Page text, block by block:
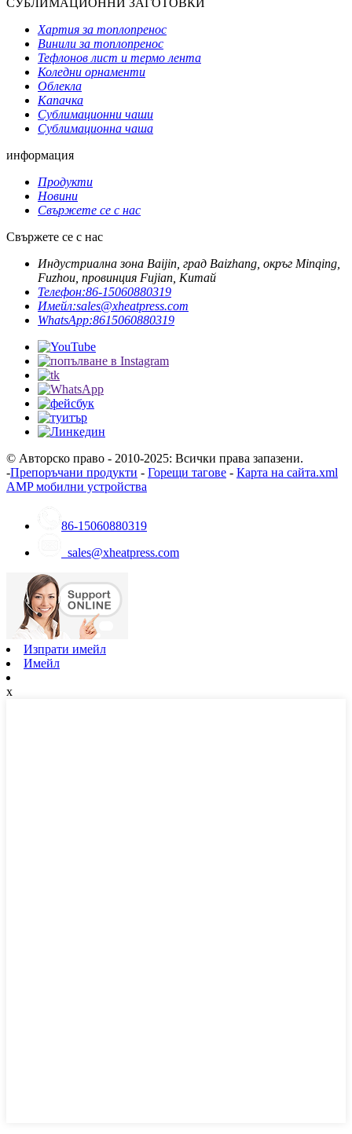
Хартия за топлопренос
Винили за топлопренос
Тефлонов лист и термо лента
Коледни орнаменти
Облекла
Капачка
Сублимационни чаши
Сублимационна чаша
информация
Продукти
Новини
Свържете се с нас
Свържете се с нас
Индустриална зона Baijin, град Baizhang, окръг Minqing,
Fuzhou, провинция Fujian, Китай
Телефон:86-15060880319
Имейл:sales@xheatpress.com
WhatsApp:8615060880319
© Авторско право - 2010-2025: Всички права запазени.
-Препоръчани продукти - Горещи тагове - Карта на сайта.xml
AMP мобилни устройства
86-15060880319
sales@xheatpress.com
Изпрати имейл
Имейл
x